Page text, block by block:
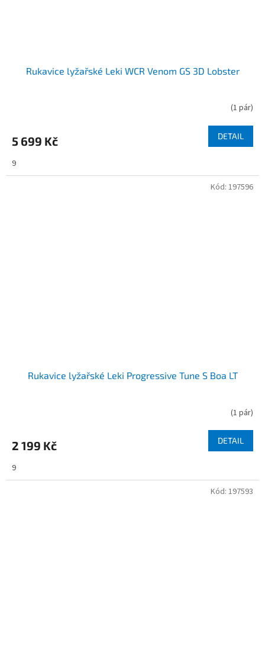
Rukavice lyžařské Leki WCR Venom GS 3D Lobster
(1 pár)
5 699 Kč DETAIL
9
Rukavice lyžařské Leki Progressive Tune S Boa LT
(1 pár)
2 199 Kč DETAIL
9
Kód: 197596
Kód: 197593